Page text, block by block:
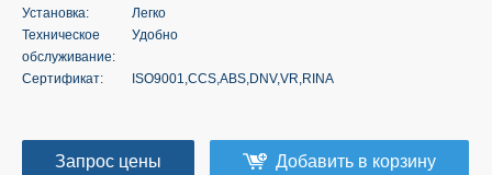
Установка:
Легко
Техническое
обслуживание:
Удобно
Сертификат: ISO9001,CCS,ABS,DNV,VR,RINA
Запрос цены Добавить в корзину